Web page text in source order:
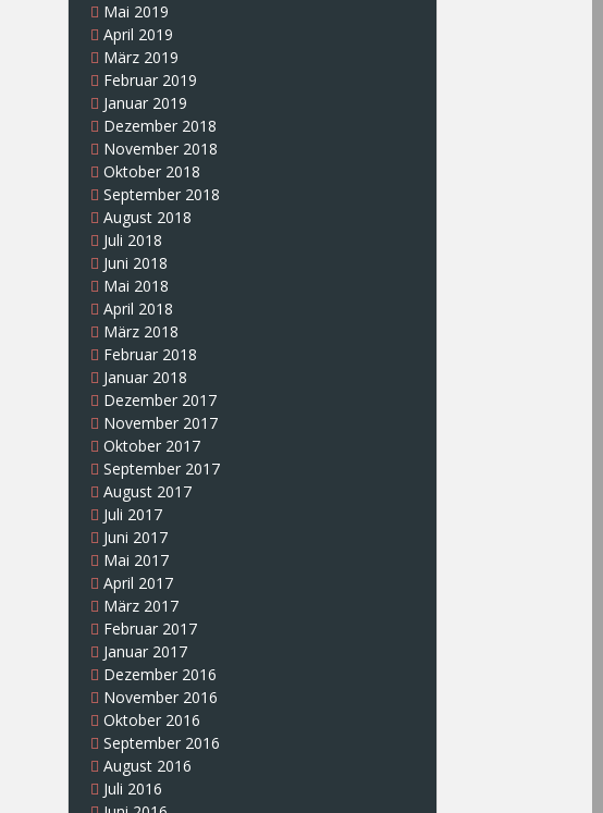
Mai 2019
April 2019
März 2019
Februar 2019
Januar 2019
Dezember 2018
November 2018
Oktober 2018
September 2018
August 2018
Juli 2018
Juni 2018
Mai 2018
April 2018
März 2018
Februar 2018
Januar 2018
Dezember 2017
November 2017
Oktober 2017
September 2017
August 2017
Juli 2017
Juni 2017
Mai 2017
April 2017
März 2017
Februar 2017
Januar 2017
Dezember 2016
November 2016
Oktober 2016
September 2016
August 2016
Juli 2016